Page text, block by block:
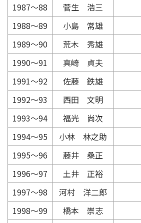
1987〜88
菅生 浩三
1988〜89
小島 常雄
1989〜90
荒木 秀雄
1990〜91
真崎 貞夫
1991〜92
佐藤 鉄雄
1992〜93
西田 文明
1993〜94
福光 尚次
1994〜95
小林 林之助
1995〜96
藤井 桑正
1996〜97
土井 正裕
1997〜98
河村 洋二郎
1998〜99
橋本 崇志